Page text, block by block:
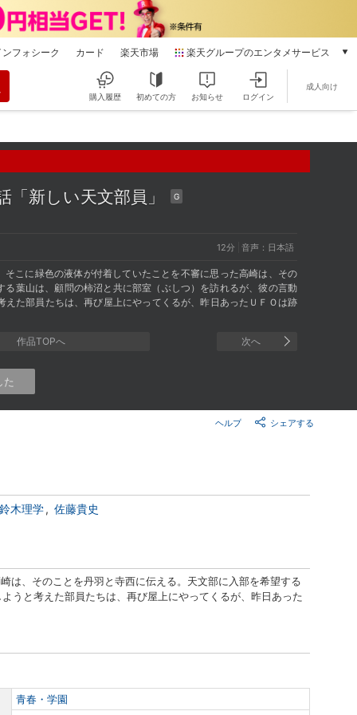
ンフォシーク カード 楽天市場 楽天グループのエンタメサービス
本/ゲーム/CD/DVD
電子書籍
楽天ミュージック
動画配信
動画配信ガイド
Rakuten PLAY
無料テレビ
チケット
購入履歴 初めての方 お知らせ ログイン
成人向け
「新しい天文部員」 G
12分 音声：日本語
こに緑色の液体が付着していたことを不審に思った高崎は、その
る葉山は、顧問の柿沼と共に部室（ぶしつ）を訪れるが、彼の言動
た部員たちは、再び屋上にやってくるが、昨日あったＵＦＯは跡
作品TOPへ 次へ
た
シェアする
ヘルプ
鈴木理学
佐藤貴史
は、そのことを丹羽と寺西に伝える。天文部に入部を希望する
うと考えた部員たちは、再び屋上にやってくるが、昨日あった
青春・学園